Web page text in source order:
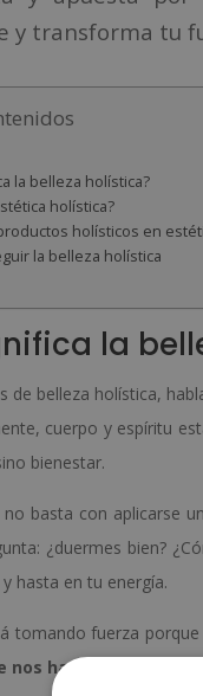
y transforma tu
la belleza holística?
holística?
holísticos en
la belleza holística
la
de belleza holística,
cuerpo y espíritu
bienestar.
basta con aplicarse
¿duermes bien?
hasta en tu energía.
tomando fuerza
nos hagan sentir bien